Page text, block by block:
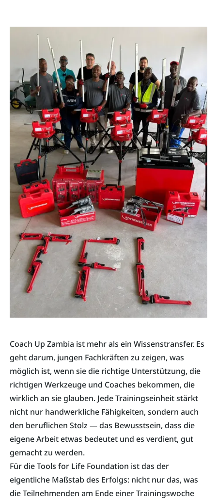
Coach Up Zambia ist mehr als ein Wissenstransfer. Es
geht darum, jungen Fachkräften zu zeigen, was
möglich ist, wenn sie die richtige Unterstützung, die
richtigen Werkzeuge und Coaches bekommen, die
wirklich an sie glauben. Jede Trainingseinheit stärkt
nicht nur handwerkliche Fähigkeiten, sondern auch
den beruflichen Stolz — das Bewusstsein, dass die
eigene Arbeit etwas bedeutet und es verdient, gut
gemacht zu werden.
Für die Tools for Life Foundation ist das der
eigentliche Maßstab des Erfolgs: nicht nur das, was
die Teilnehmenden am Ende einer Trainingswoche